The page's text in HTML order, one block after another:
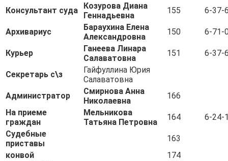
Консультант суда
Козурова Диана
Геннадьевна
155 6-37-
Архивариус
Бараухина Елена
Александровна
150 6-71-
Курьер
Ганеева Линара
Салаватовна
151 6-37-
Секретарь с\з
Гайфуллина Юрия
Салаватовна
Администратор
Смирнова Анна
Николаевна
166
На приеме
граждан
Мельникова
Татьяна Петровна
164
6-24-
Судебные
приставы
163
конвой
174